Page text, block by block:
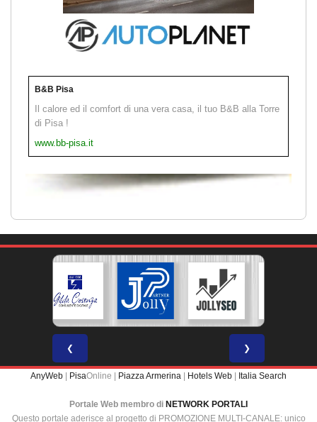
B&B Pisa
Il calore ed il comfort di una vera casa, il tuo B&B alla Torre
di Pisa !
www.bb-pisa.it
❮ ❯
AnyWeb PisaOnline | Piazza Armerina Hotels Web Italia Search
Portale Web membro di NETWORK PORTALI
Questo portale aderisce al progetto di PROMOZIONE MULTI-CANALE: unico